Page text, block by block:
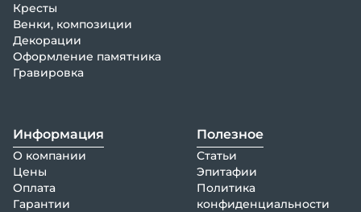
Кресты
Венки, композиции
Декорации
Оформление памятника
Гравировка
Информация
О компании
Цены
Оплата
Гарантии
Полезное
Статьи
Эпитафии
Политика
конфиденциальности